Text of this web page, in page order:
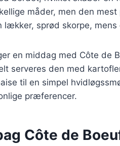
måder, men den
lækker, sprød skorpe,
en middag med Côte de
serveres den med
til en simpel
præferencer.
Côte de